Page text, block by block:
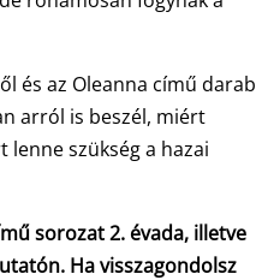
és az Oleanna című darab
arról is beszél, miért
szükség a hazai
sorozat 2. évada, illetve
Ha visszagondolsz